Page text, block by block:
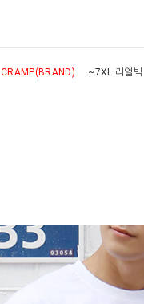
CRAMP(BRAND) ~7XL 리얼빅